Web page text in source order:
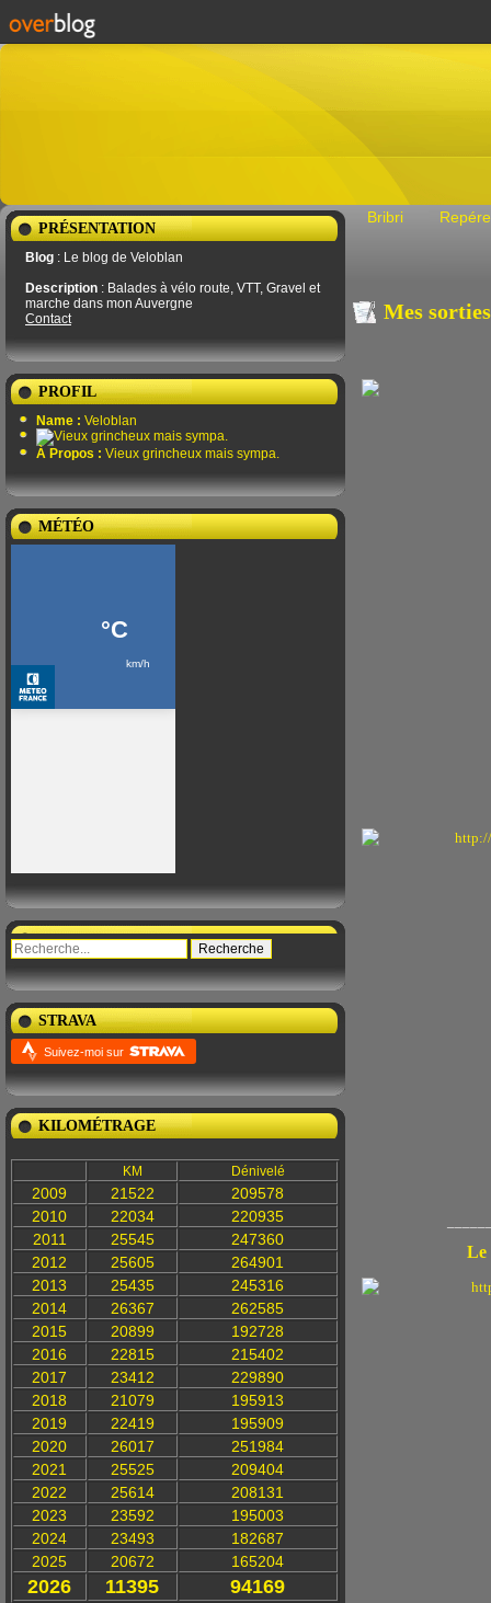
PRÉSENTATION
Blog : Le blog de Veloblan
Description : Balades à vélo route, VTT, Gravel et
marche dans mon Auvergne
Contact
PROFIL
Name : Veloblan
À Propos : Vieux grincheux mais sympa.
MÉTÉO
STRAVA
Suivez-moi sur
KILOMÉTRAGE
KM Dénivelé
2009 21522
209578
2010
22034
220935
2011
25545
247360
2012
25605
264901
2013
25435
245316
2014
26367
262585
2015
20899
192728
2016
22815
215402
2017
23412
229890
2018
21079
195913
2019
22419
195909
2020
26017
251984
2021
25525
209404
2022
25614
208131
2023
23592
195003
2024
23493
182687
2025
20672 165204
2026 11395 94169
Bribri
Mes
Le